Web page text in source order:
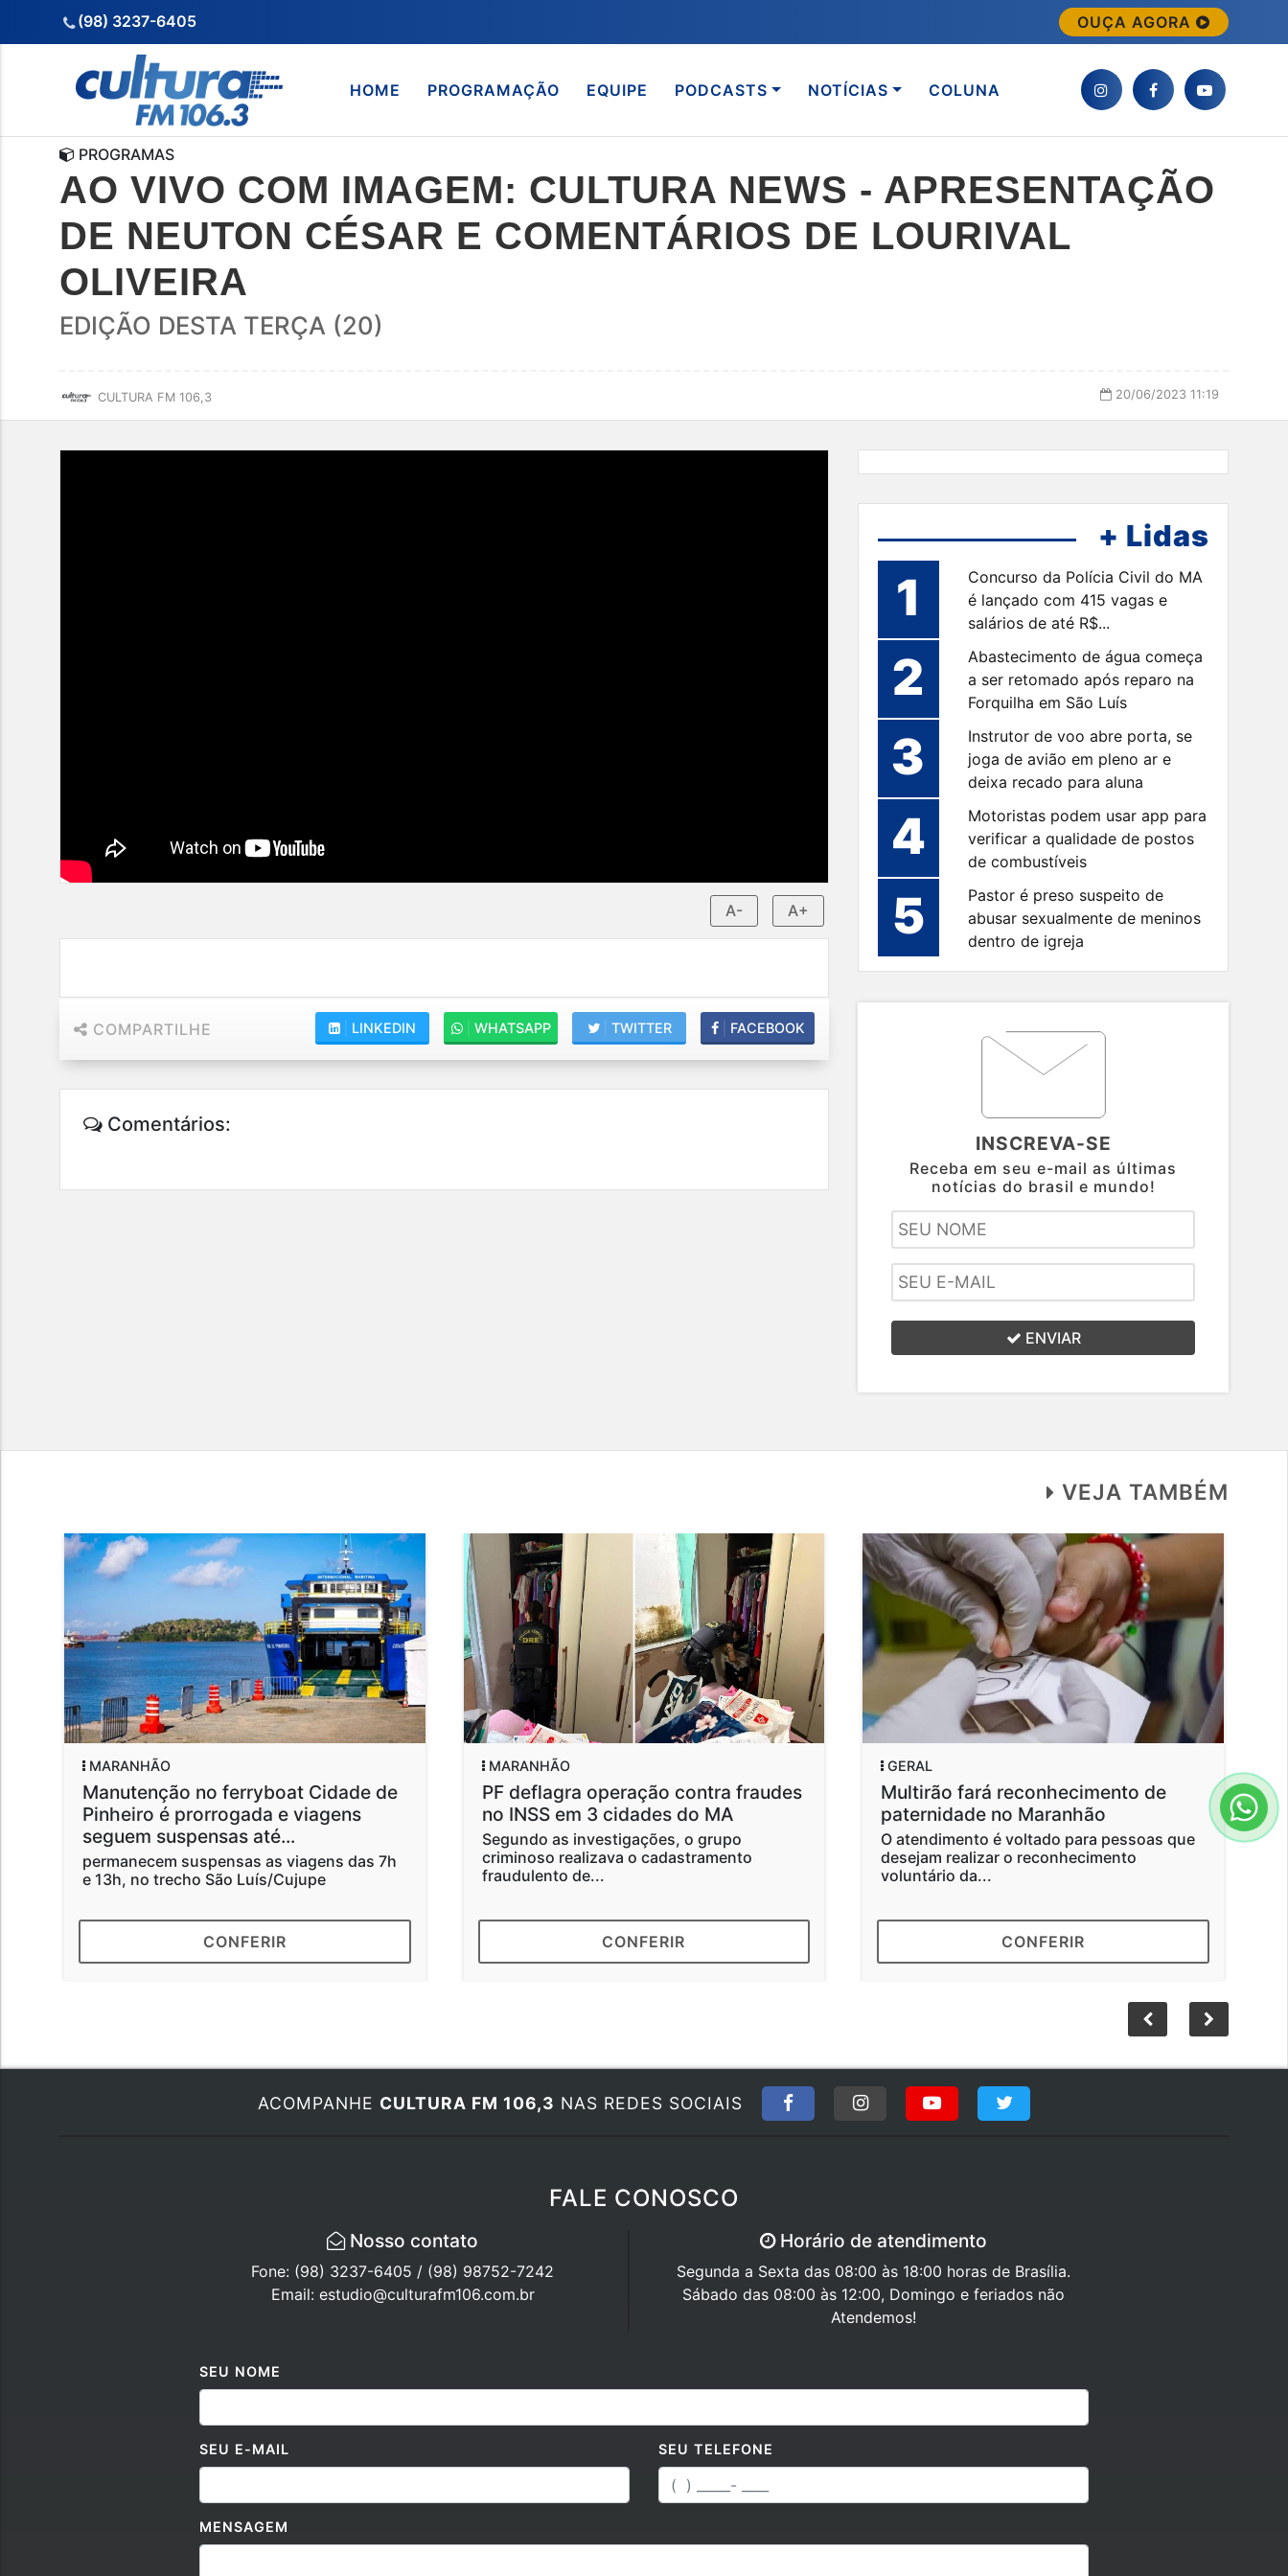
(98) 3237-6405 OUÇA AGORA
HOME PROGRAMAÇÃO EQUIPE PODCASTS NOTÍCIAS COLUNA
PROGRAMAS
AO VIVO COM IMAGEM: CULTURA NEWS - APRESENTAÇÃO
DE NEUTON CÉSAR E COMENTÁRIOS DE LOURIVAL
OLIVEIRA
EDIÇÃO DESTA TERÇA (20)
CULTURA FM 106,3 20/06/2023 11:19
A- A+
COMPARTILHE FACEBOOK
TWITTER
WHATSAPP
LINKEDIN
Comentários:
+ Lidas
1
Concurso da Polícia Civil do MA
é lançado com 415 vagas e
salários de até R$...
2
Abastecimento de água começa
a ser retomado após reparo na
Forquilha em São Luís
3
Instrutor de voo abre porta, se
joga de avião em pleno ar e
deixa recado para aluna
4
Motoristas podem usar app para
verificar a qualidade de postos
de combustíveis
5
Pastor é preso suspeito de
abusar sexualmente de meninos
dentro de igreja
INSCREVA-SE
Receba em seu e-mail as últimas
notícias do brasil e mundo!
ENVIAR
VEJA TAMBÉM
MARANHÃO
Manutenção no ferryboat Cidade de
Pinheiro é prorrogada e viagens
seguem suspensas até...
permanecem suspensas as viagens das 7h
e 13h, no trecho São Luís/Cujupe
CONFERIR
MARANHÃO
PF deflagra operação contra fraudes
no INSS em 3 cidades do MA
Segundo as investigações, o grupo
criminoso realizava o cadastramento
fraudulento de...
CONFERIR
GERAL
Multirão fará reconhecimento de
paternidade no Maranhão
O atendimento é voltado para pessoas que
desejam realizar o reconhecimento
voluntário da...
CONFERIR
ACOMPANHE CULTURA FM 106,3 NAS REDES SOCIAIS
FALE CONOSCO
Nosso contato
Fone: (98) 3237-6405 / (98) 98752-7242
Email: estudio@culturafm106.com.br
Horário de atendimento
Segunda a Sexta das 08:00 às 18:00 horas de Brasília.
Sábado das 08:00 às 12:00, Domingo e feriados não
Atendemos!
SEU NOME
SEU E-MAIL SEU TELEFONE
MENSAGEM